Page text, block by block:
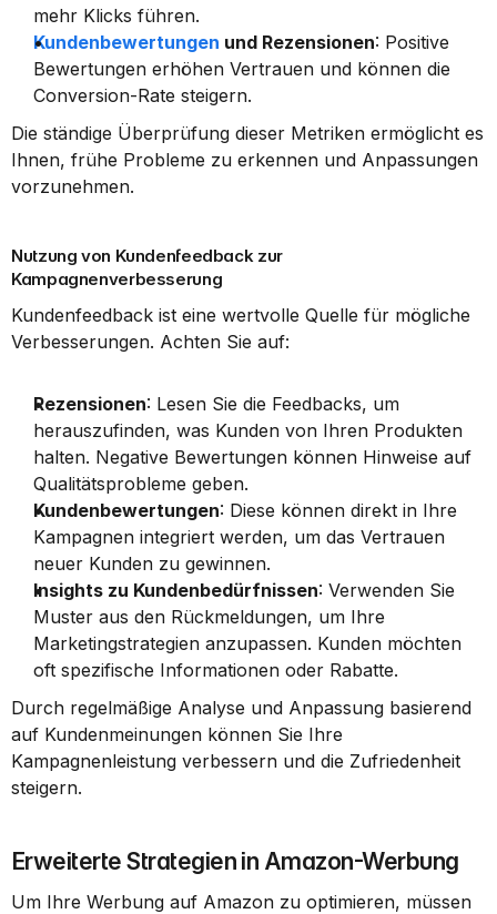
mehr Klicks führen.
Kundenbewertungen und Rezensionen: Positive
Bewertungen erhöhen Vertrauen und können die
Conversion-Rate steigern.
Die ständige Überprüfung dieser Metriken ermöglicht es
Ihnen, frühe Probleme zu erkennen und Anpassungen
vorzunehmen.
Nutzung von Kundenfeedback zur
Kampagnenverbesserung
Kundenfeedback ist eine wertvolle Quelle für mögliche
Verbesserungen. Achten Sie auf:
Rezensionen: Lesen Sie die Feedbacks, um
herauszufinden, was Kunden von Ihren Produkten
halten. Negative Bewertungen können Hinweise auf
Qualitätsprobleme geben.
Kundenbewertungen: Diese können direkt in Ihre
Kampagnen integriert werden, um das Vertrauen
neuer Kunden zu gewinnen.
Insights zu Kundenbedürfnissen: Verwenden Sie
Muster aus den Rückmeldungen, um Ihre
Marketingstrategien anzupassen. Kunden möchten
oft spezifische Informationen oder Rabatte.
Durch regelmäßige Analyse und Anpassung basierend
auf Kundenmeinungen können Sie Ihre
Kampagnenleistung verbessern und die Zufriedenheit
steigern.
Erweiterte Strategien in Amazon-Werbung
Um Ihre Werbung auf Amazon zu optimieren, müssen